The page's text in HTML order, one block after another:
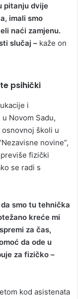
pitanju dvije
imali smo
naći zamjenu.
slučaj – kaže on
psihički
i
Novom Sadu,
školi u
novine”,
fizički
se radi s
smo tu tehnička
kreće mi
za čas,
da ode u
za fizičko –
kod asistenata